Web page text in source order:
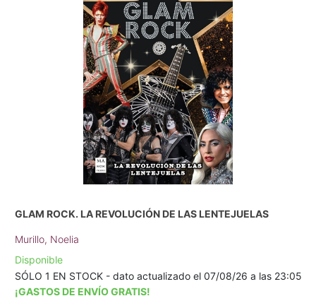
GLAM ROCK. LA REVOLUCIÓN DE LAS LENTEJUELAS
Murillo, Noelia
Disponible
SÓLO 1 EN STOCK - dato actualizado el 07/08/26 a las 23:05
¡GASTOS DE ENVÍO GRATIS!